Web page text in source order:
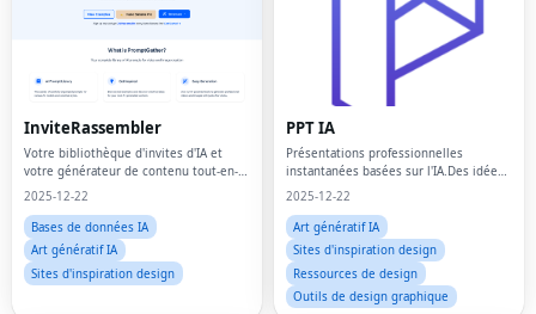
InviteRassembler
Votre bibliothèque d'invites d'IA et
votre générateur de contenu tout-en-
un
2025-12-22
Bases de données IA
Art génératif IA
Sites d'inspiration design
PPT IA
Présentations professionnelles
instantanées basées sur l'IA.Des idées
aux decks en quelques minutes.
2025-12-22
Art génératif IA
Sites d'inspiration design
Ressources de design
Outils de design graphique